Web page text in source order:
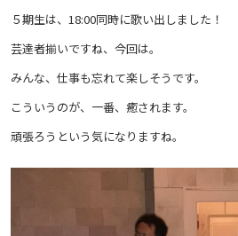
５期生は、18:00同時に歌い出しました！
芸達者揃いですね、今回は。
みんな、仕事も忘れて楽しそうです。
こういうのが、一番、癒されます。
頑張ろうという気になりますね。